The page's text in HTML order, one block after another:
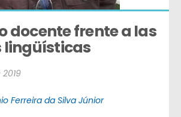
docente frente a las
lingüísticas
Ferreira da Silva Júnior